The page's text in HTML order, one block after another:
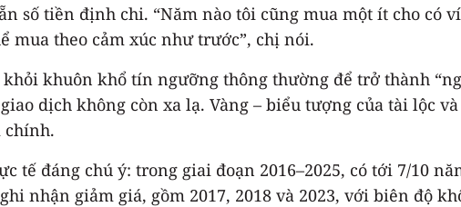
số tiền định chi. “Năm nào tôi cũng mua một ít cho có
mua theo cảm xúc như trước”, chị nói.
khuôn khổ tín ngưỡng thông thường để trở thành
dịch không còn xa lạ. Vàng – biểu tượng của tài lộc
chính.
tế đáng chú ý: trong giai đoạn 2016–2025, có tới 7/10
nhận giảm giá, gồm 2017, 2018 và 2023, với biên độ